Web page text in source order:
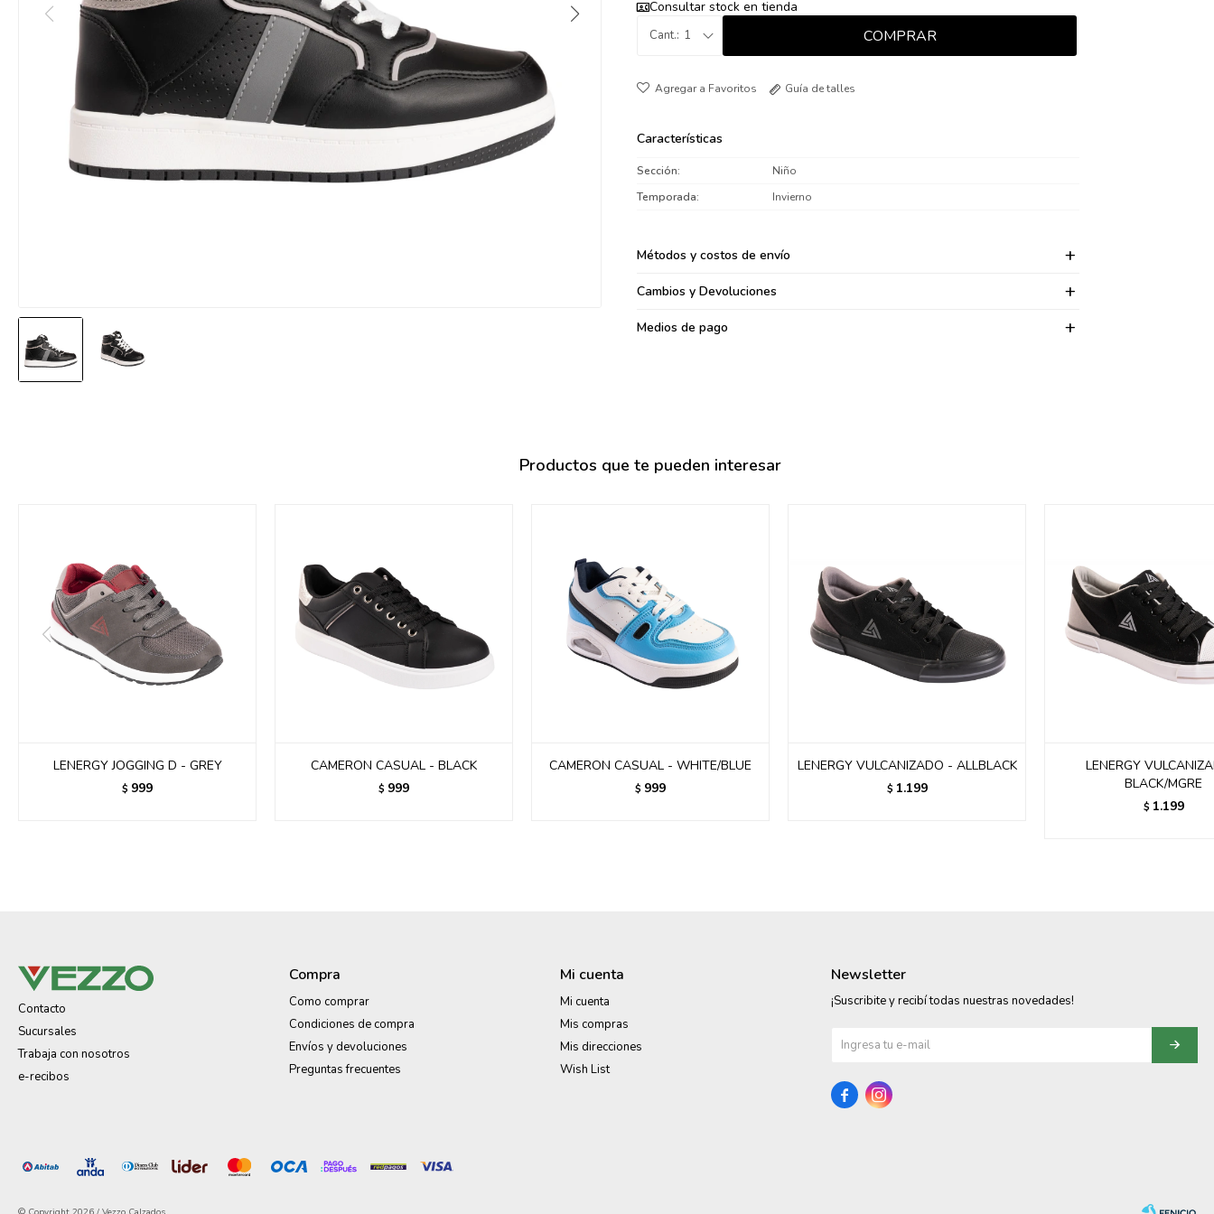
Consultar stock en tienda
1 COMPRAR
Guía de talles
Características
Sección
Niño
Temporada
Invierno
Métodos y costos de envío
Cambios y Devoluciones
Medios de pago
Productos que te pueden interesar
LENERGY JOGGING D - GREY
$ 999
CAMERON CASUAL - BLACK
$ 999
CAMERON CASUAL - WHITE/BLUE
$ 999
LENERGY VULCANIZADO - ALLBLACK
$ 1.199
LENERGY
BLACK/MGRE
$ 1.199
095900371
095900382
094499894
095900369
095101509
095660015
Contacto
Sucursales
Trabaja con nosotros
e-recibos
Compra
Como comprar
Condiciones de compra
Envíos y devoluciones
Preguntas frecuentes
Mi cuenta
Mi cuenta
Mis compras
Mis direcciones
Wish List
Newsletter
¡Suscribite y recibí todas nuestras novedades!
 